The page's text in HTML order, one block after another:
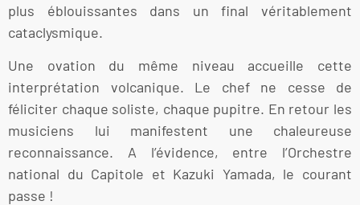
plus éblouissantes dans un final véritablement
cataclysmique.
Une ovation du même niveau accueille cette
interprétation volcanique. Le chef ne cesse de
féliciter chaque soliste, chaque pupitre. En retour les
musiciens lui manifestent une chaleureuse
reconnaissance. A l’évidence, entre l’Orchestre
national du Capitole et Kazuki Yamada, le courant
passe !